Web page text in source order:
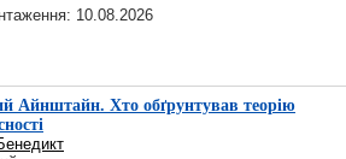
10.08.2026
Айнштайн. Хто обґрунтував теорію